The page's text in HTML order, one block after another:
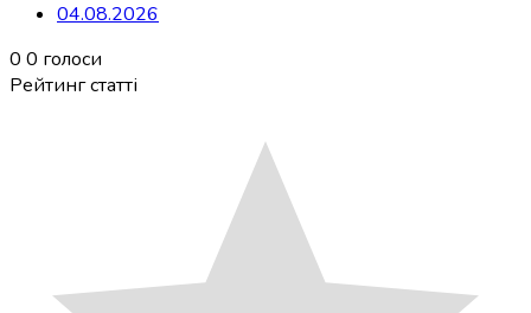
04.08.2026
0 0 голоси
Рейтинг статті